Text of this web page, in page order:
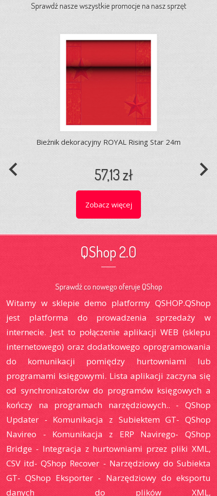
Sprawdź nasze wszystkie promocje na nasz sprzęt
Bieżnik dekoracyjny ROYAL Rising Star 24m
57,13 zł
Zobacz więcej
navigate_before navigate_next
QShop 2.0
Sprawdź co nowego oferuje QShop
Witamy w sklepie demo platformy QSHOP.QShop
jest platforma do prowadzenia sprzedaży w
internecie. Jest to połączenie aplikacji WEB (sklepu
internetowego) oraz dodatkowego oprogramowania
do komunikacji pomiędzy hurtowniami lub
programami księgowymi. Lista aplikacji zaczyna się
od synchronizatorów do programów księgowych a
kończy na programach narzędziowych.. - QShop
Updater - Komunikacja z Subiektem GT- QShop
Navireo - Komunikacja z ERP Navirego- QShop
Bridge - Integracja z hurtowniami przez pliki XML,
CSV itd- QShop Recover - Narzędziowy do Subiekta
GT- QShop Eksporter - Narzędziowy do eksportu
danych do plików XML,